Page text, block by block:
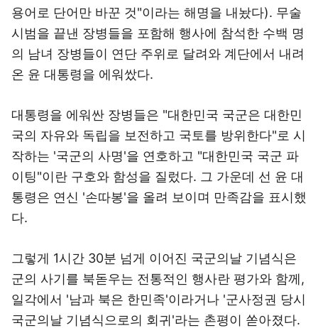
용어로 단어만 바꾼 것"이라는 해명을 내놨다). 무술
시범을 끝낸 장병들을 포함해 행사에 참석한 수백 명
의 남녀 장병들이 연단 주위로 달려와 계단에서 내려
온 윤 대통령을 에워쌌다.
대통령을 에워싼 장병들은 "대한민국 국군은 대한민
국의 자유와 독립을 보전하고 국토를 방위한다"로 시
작하는 '국군의 사명'을 연호하고 "대한민국 국군 파
이팅"이란 구호와 함성을 질렀다. 그 가운데 선 윤 대
통령은 연신 '손따봉'을 올려 보이며 만족감을 표시했
다.
그렇게 1시간 30분 넘게 이어진 국군의날 기념식은
군의 사기를 북돋우는 전통적인 행사란 평가와 함께,
일각에서 '남과 북은 한민족'이라거나 '군사정권 당시
국군의날 기념식으로의 회귀'라는 촌평이 쏟아졌다.